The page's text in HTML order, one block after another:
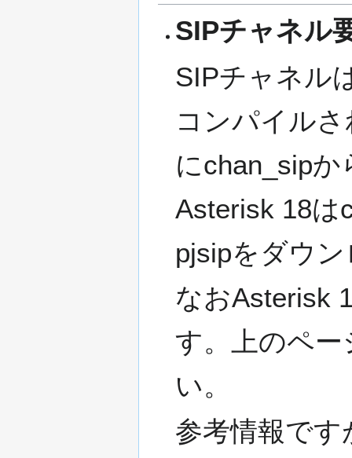
SIPチャネル
SIPチャネル
コンパイル
にchan_sip
Asterisk 18は
pjsipをダウ
なおAsterisk
す。上のペ
い。
参考情報で